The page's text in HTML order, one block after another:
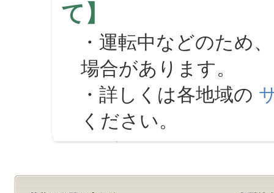
て】
・運転中などのため
場合があります。
・詳しくは各地域の
ください。